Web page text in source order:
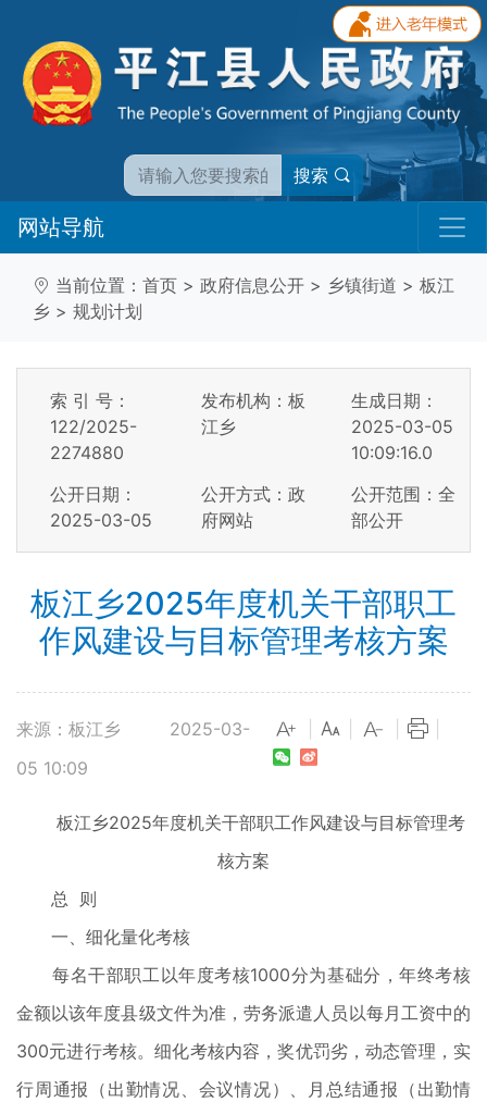
搜索
网站导航
当前位置： 首页 > 政府信息公开 > 乡镇街道 > 板江
乡 > 规划计划
索 引 号：
122/2025-
2274880
发布机构：板
江乡
生成日期：
2025-03-05
10:09:16.0
公开日期：
2025-03-05
公开方式：政
府网站
公开范围：全
部公开
板江乡2025年度机关干部职工
作风建设与目标管理考核方案
来源：板江乡
2025-03-
05 10:09
板江乡2025年度机关干部职工作风建设与目标管理考
核方案
总 则
一、细化量化考核
每名干部职工以年度考核1000分为基础分，年终考核
金额以该年度县级文件为准，劳务派遣人员以每月工资中的
300元进行考核。细化考核内容，奖优罚劣，动态管理，实
行周通报（出勤情况、会议情况）、月总结通报（出勤情